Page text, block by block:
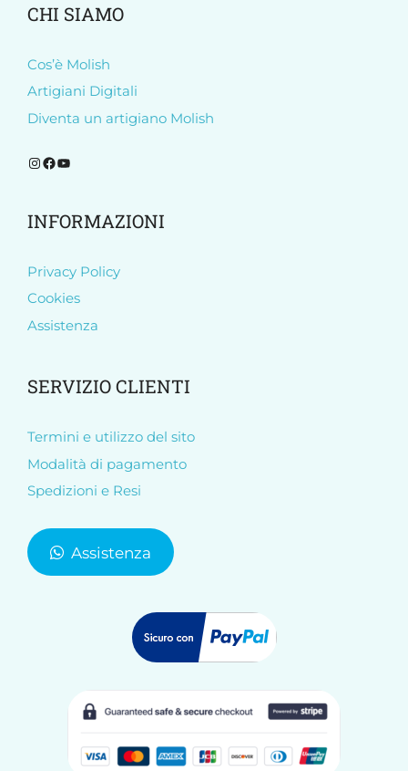
CHI SIAMO
Cos’è Molish
Artigiani Digitali
Diventa un artigiano Molish
INFORMAZIONI
Privacy Policy
Cookies
Assistenza
SERVIZIO CLIENTI
Termini e utilizzo del sito
Modalità di pagamento
Spedizioni e Resi
Assistenza